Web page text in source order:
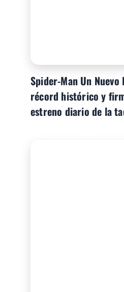
Spider-Man Un
récord histórico y
estreno diario de la